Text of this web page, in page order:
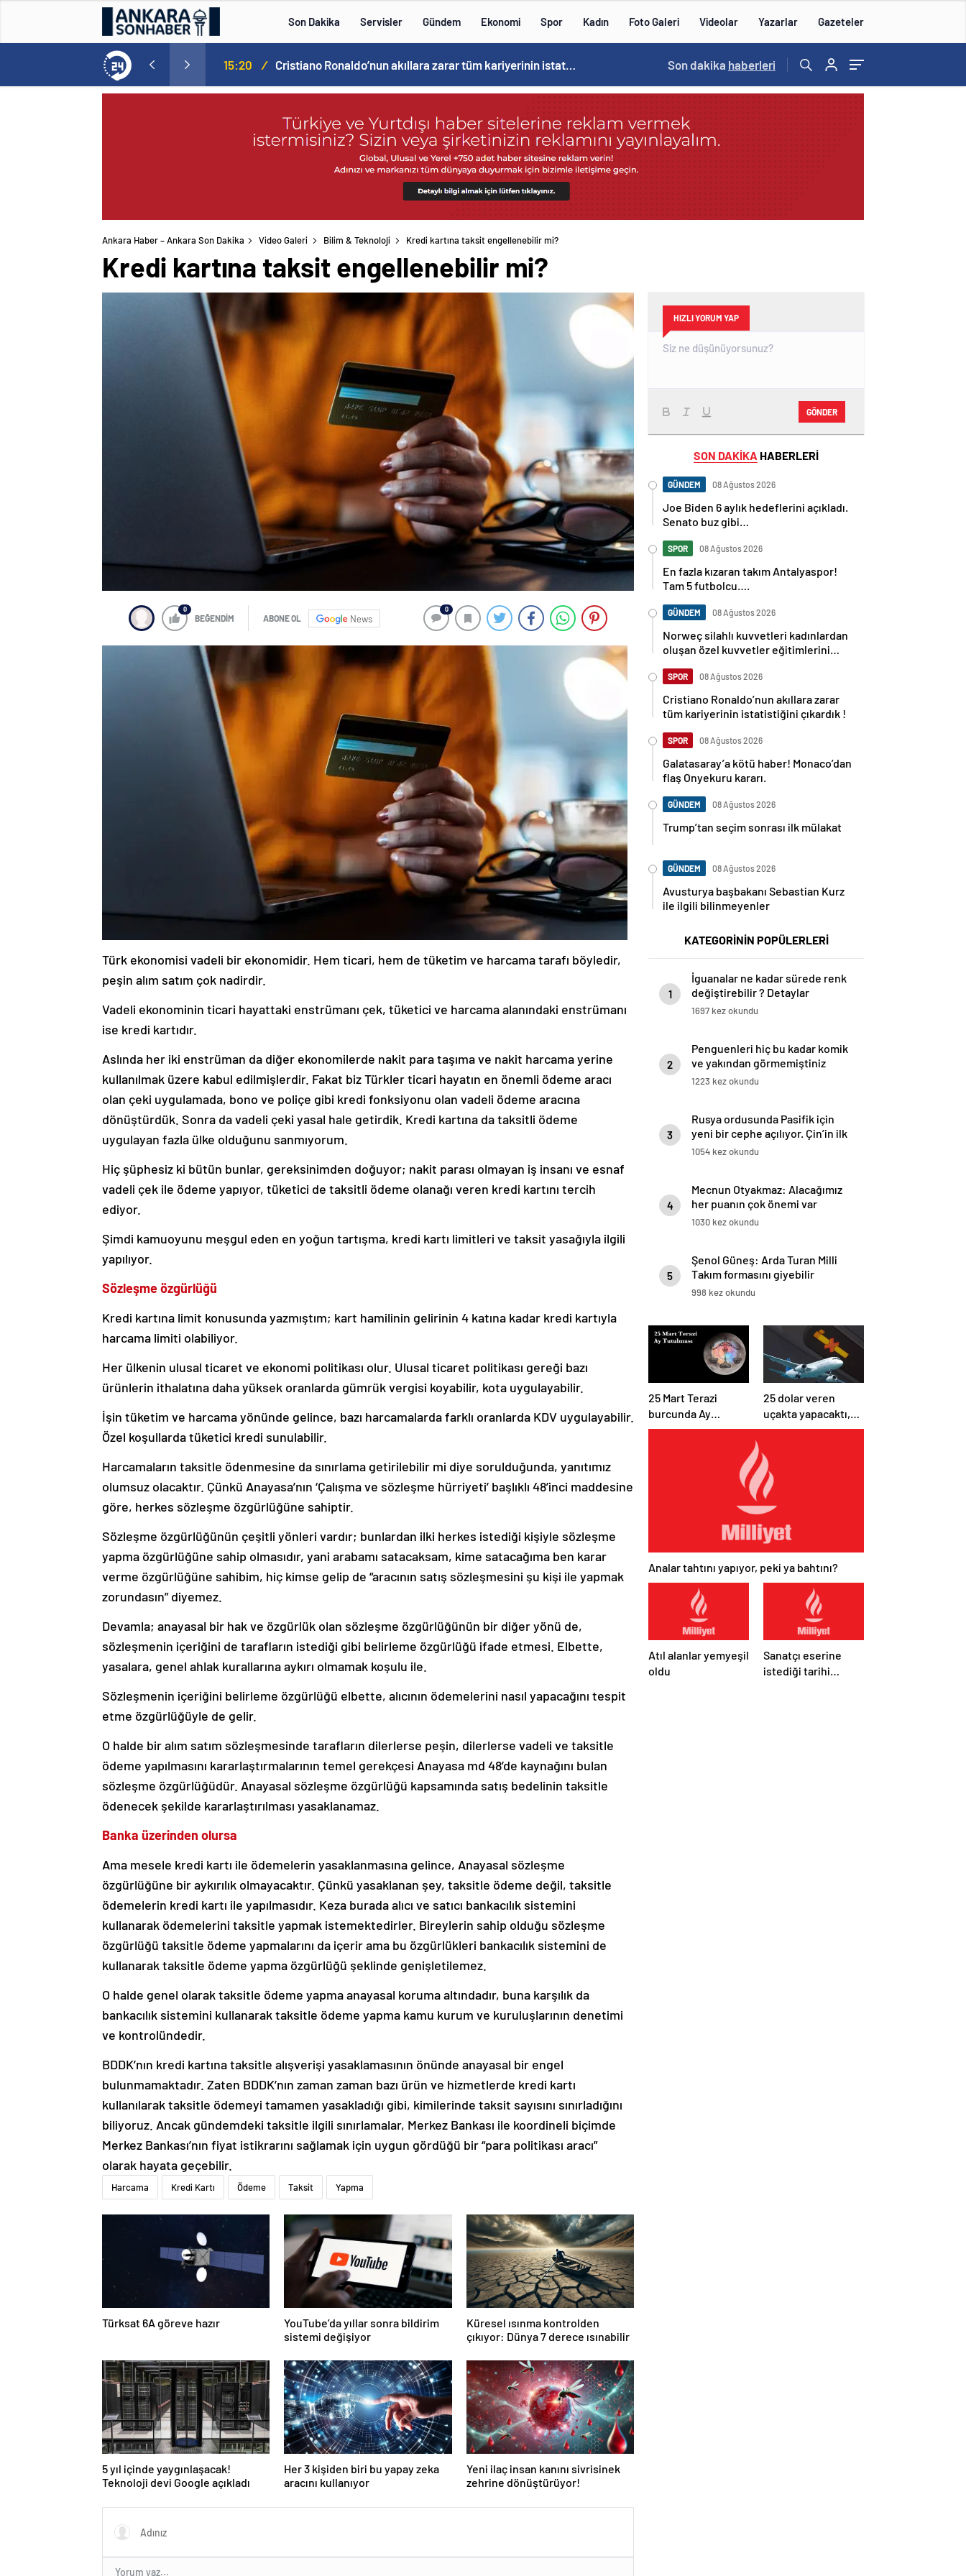
Son Dakika Servisler Gündem Ekonomi Spor Kadın Foto Galeri Videolar Yazarlar Gazeteler
Norweç silahlı kuvvetleri kadınlardan oluşan özel kuvvetler eğitimlerini başlattı. 15:20 / Cristiano Ronaldo’nun akıllara zarar tüm kariyerinin istatistiğini çıkardık ! 14:57 /
Son dakika haberleri
Ankara Haber – Ankara Son Dakika Video Galeri Bilim & Teknoloji Kredi kartına taksit engellenebilir mi?
Kredi kartına taksit engellenebilir mi?
0
BEĞENDİM ABONE OL News
0
Türk ekonomisi vadeli bir ekonomidir. Hem ticari, hem de tüketim ve harcama tarafı böyledir,
peşin alım satım çok nadirdir.
Vadeli ekonominin ticari hayattaki enstrümanı çek, tüketici ve harcama alanındaki enstrümanı
ise kredi kartıdır.
Aslında her iki enstrüman da diğer ekonomilerde nakit para taşıma ve nakit harcama yerine
kullanılmak üzere kabul edilmişlerdir. Fakat biz Türkler ticari hayatın en önemli ödeme aracı
olan çeki uygulamada, bono ve poliçe gibi kredi fonksiyonu olan vadeli ödeme aracına
dönüştürdük. Sonra da vadeli çeki yasal hale getirdik. Kredi kartına da taksitli ödeme
uygulayan fazla ülke olduğunu sanmıyorum.
Hiç şüphesiz ki bütün bunlar, gereksinimden doğuyor; nakit parası olmayan iş insanı ve esnaf
vadeli çek ile ödeme yapıyor, tüketici de taksitli ödeme olanağı veren kredi kartını tercih
ediyor.
Şimdi kamuoyunu meşgul eden en yoğun tartışma, kredi kartı limitleri ve taksit yasağıyla ilgili
yapılıyor.
Sözleşme özgürlüğü
Kredi kartına limit konusunda yazmıştım; kart hamilinin gelirinin 4 katına kadar kredi kartıyla
harcama limiti olabiliyor.
Her ülkenin ulusal ticaret ve ekonomi politikası olur. Ulusal ticaret politikası gereği bazı
ürünlerin ithalatına daha yüksek oranlarda gümrük vergisi koyabilir, kota uygulayabilir.
İşin tüketim ve harcama yönünde gelince, bazı harcamalarda farklı oranlarda KDV uygulayabilir.
Özel koşullarda tüketici kredi sunulabilir.
Harcamaların taksitle ödenmesine da sınırlama getirilebilir mi diye sorulduğunda, yanıtımız
olumsuz olacaktır. Çünkü Anayasa’nın ‘Çalışma ve sözleşme hürriyeti’ başlıklı 48’inci maddesine
göre, herkes sözleşme özgürlüğüne sahiptir.
Sözleşme özgürlüğünün çeşitli yönleri vardır; bunlardan ilki herkes istediği kişiyle sözleşme
yapma özgürlüğüne sahip olmasıdır, yani arabamı satacaksam, kime satacağıma ben karar
verme özgürlüğüne sahibim, hiç kimse gelip de “aracının satış sözleşmesini şu kişi ile yapmak
zorundasın” diyemez.
Devamla; anayasal bir hak ve özgürlük olan sözleşme özgürlüğünün bir diğer yönü de,
sözleşmenin içeriğini de tarafların istediği gibi belirleme özgürlüğü ifade etmesi. Elbette,
yasalara, genel ahlak kurallarına aykırı olmamak koşulu ile.
Sözleşmenin içeriğini belirleme özgürlüğü elbette, alıcının ödemelerini nasıl yapacağını tespit
etme özgürlüğüyle de gelir.
O halde bir alım satım sözleşmesinde tarafların dilerlerse peşin, dilerlerse vadeli ve taksitle
ödeme yapılmasını kararlaştırmalarının temel gerekçesi Anayasa md 48’de kaynağını bulan
sözleşme özgürlüğüdür. Anayasal sözleşme özgürlüğü kapsamında satış bedelinin taksitle
ödenecek şekilde kararlaştırılması yasaklanamaz.
Banka üzerinden olursa
Ama mesele kredi kartı ile ödemelerin yasaklanmasına gelince, Anayasal sözleşme
özgürlüğüne bir aykırılık olmayacaktır. Çünkü yasaklanan şey, taksitle ödeme değil, taksitle
ödemelerin kredi kartı ile yapılmasıdır. Keza burada alıcı ve satıcı bankacılık sistemini
kullanarak ödemelerini taksitle yapmak istemektedirler. Bireylerin sahip olduğu sözleşme
özgürlüğü taksitle ödeme yapmalarını da içerir ama bu özgürlükleri bankacılık sistemini de
kullanarak taksitle ödeme yapma özgürlüğü şeklinde genişletilemez.
O halde genel olarak taksitle ödeme yapma anayasal koruma altındadır, buna karşılık da
bankacılık sistemini kullanarak taksitle ödeme yapma kamu kurum ve kuruluşlarının denetimi
ve kontrolündedir.
BDDK’nın kredi kartına taksitle alışverişi yasaklamasının önünde anayasal bir engel
bulunmamaktadır. Zaten BDDK’nın zaman zaman bazı ürün ve hizmetlerde kredi kartı
kullanılarak taksitle ödemeyi tamamen yasakladığı gibi, kimilerinde taksit sayısını sınırladığını
biliyoruz. Ancak gündemdeki taksitle ilgili sınırlamalar, Merkez Bankası ile koordineli biçimde
Merkez Bankası’nın fiyat istikrarını sağlamak için uygun gördüğü bir “para politikası aracı”
olarak hayata geçebilir.
Harcama Kredi Kartı Ödeme Taksit Yapma
Türksat 6A göreve hazır
YouTube’da yıllar sonra bildirim
sistemi değişiyor
Küresel ısınma kontrolden
çıkıyor: Dünya 7 derece ısınabilir
5 yıl içinde yaygınlaşacak!
Teknoloji devi Google açıkladı
Her 3 kişiden biri bu yapay zeka
aracını kullanıyor
Yeni ilaç insan kanını sivrisinek
zehrine dönüştürüyor!
HIZLI YORUM YAP
GÖNDER
SON DAKİKA HABERLERİ
GÜNDEM 08 Ağustos 2026
Joe Biden 6 aylık hedeflerini açıkladı.
Senato buz gibi…
SPOR 08 Ağustos 2026
En fazla kızaran takım Antalyaspor!
Tam 5 futbolcu….
GÜNDEM 08 Ağustos 2026
Norweç silahlı kuvvetleri kadınlardan
oluşan özel kuvvetler eğitimlerini
SPOR 08 Ağustos 2026
Cristiano Ronaldo’nun akıllara zarar
tüm kariyerinin istatistiğini çıkardık !
SPOR 08 Ağustos 2026
Galatasaray’a kötü haber! Monaco’dan
flaş Onyekuru kararı.
GÜNDEM 08 Ağustos 2026
Trump’tan seçim sonrası ilk mülakat
GÜNDEM 08 Ağustos 2026
Avusturya başbakanı Sebastian Kurz
ile ilgili bilinmeyenler
KATEGORİNİN POPÜLERLERİ
1
İguanalar ne kadar sürede renk
değiştirebilir ? Detaylar
burada…
1697 kez okundu
2
Penguenleri hiç bu kadar komik
ve yakından görmemiştiniz
1223 kez okundu
3
Rusya ordusunda Pasifik için
yeni bir cephe açılıyor. Çin’in ilk
tepkisi!
1054 kez okundu
4
Mecnun Otyakmaz: Alacağımız
her puanın çok önemi var
1030 kez okundu
5
Şenol Güneş: Arda Turan Milli
Takım formasını giyebilir
998 kez okundu
25 Mart Terazi
burcunda Ay
Tutulması: Denge
25 dolar veren
uçakta yapacaktı,
sonu fiyasko oldu!
Ekspresi’
Analar tahtını yapıyor, peki ya bahtını?
Atıl alanlar yemyeşil
oldu
Sanatçı eserine
istediği tarihi